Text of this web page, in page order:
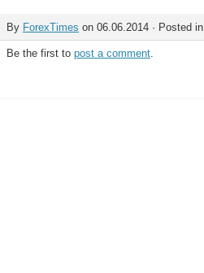
By ForexTimes on 06.06.2014 · Posted in
Be the first to post a comment.